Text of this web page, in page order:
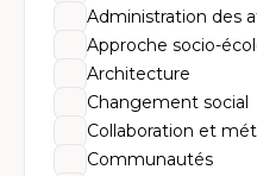
Administration des
Approche socio-
Architecture
Changement social
Collaboration et
Communautés